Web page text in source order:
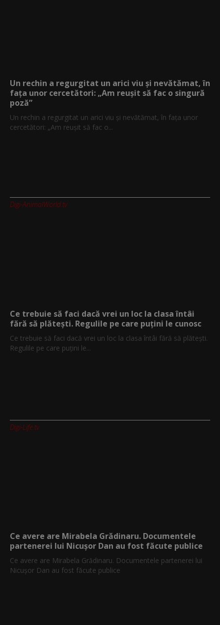
Un rechin a regurgitat un arici viu și nevătămat, în
fața unor cercetători: „Am reușit să fac o singură
poză”
Un rechin a regurgitat un arici viu și nevătămat, în fața unor
cercetători: „Am reușit să fac o...
Digi-AnimalWorld.tv
Ce trebuie să faci dacă vrei un loc la clasa întâi
fără să plătești. Regulile pe care puțini le cunosc
Ce trebuie să faci dacă vrei un loc la clasa întâi fără să plătești.
Regulile pe care puțini le...
Digi-Life.tv
Ce avere are Mirabela Grădinaru. Documentele
partenerei lui Nicușor Dan au fost făcute publice
Ce avere are Mirabela Grădinaru. Documentele partenerei lui
Nicușor Dan au fost făcute publice